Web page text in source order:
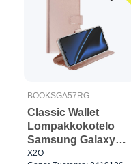
BOOKSGA57RG
Classic Wallet
Lompakkokotelo
Samsung Galaxy
A57 5G Rose Gold
X2O